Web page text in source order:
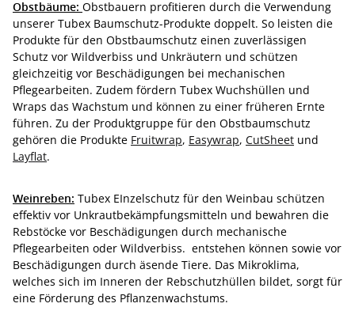
Obstbäume: Obstbauern profitieren durch die Verwendung
unserer Tubex Baumschutz-Produkte doppelt. So leisten die
Produkte für den Obstbaumschutz einen zuverlässigen
Schutz vor Wildverbiss und Unkräutern und schützen
gleichzeitig vor Beschädigungen bei mechanischen
Pflegearbeiten. Zudem fördern Tubex Wuchshüllen und
Wraps das Wachstum und können zu einer früheren Ernte
führen. Zu der Produktgruppe für den Obstbaumschutz
gehören die Produkte Fruitwrap, Easywrap, CutSheet und
Layflat.
Weinreben: Tubex EInzelschutz für den Weinbau schützen
effektiv vor Unkrautbekämpfungsmitteln und bewahren die
Rebstöcke vor Beschädigungen durch mechanische
Pflegearbeiten oder Wildverbiss. entstehen können sowie vor
Beschädigungen durch äsende Tiere. Das Mikroklima,
welches sich im Inneren der Rebschutzhüllen bildet, sorgt für
eine Förderung des Pflanzenwachstums.